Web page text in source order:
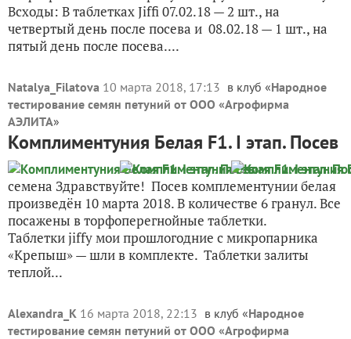
Всходы: В таблетках Jiffi 07.02.18 — 2 шт., на
четвертый день после посева и 08.02.18 — 1 шт., на
пятый день после посева....
Natalya_Filatova 10 марта 2018, 17:13 в клуб «Народное
тестирование семян петуний от ООО «Агрофирма
АЭЛИТА»
Комплиментуния Белая F1. I этап. Посев
семена Здравствуйте! Посев комплементунии белая
произведён 10 марта 2018. В количестве 6 гранул. Все
посажены в торфоперегнойные таблетки.
Таблетки jiffy мои прошлогодние с микропарника
«Крепыш» — шли в комплекте. Таблетки залиты
теплой...
Alexandra_K 16 марта 2018, 22:13 в клуб «Народное
тестирование семян петуний от ООО «Агрофирма